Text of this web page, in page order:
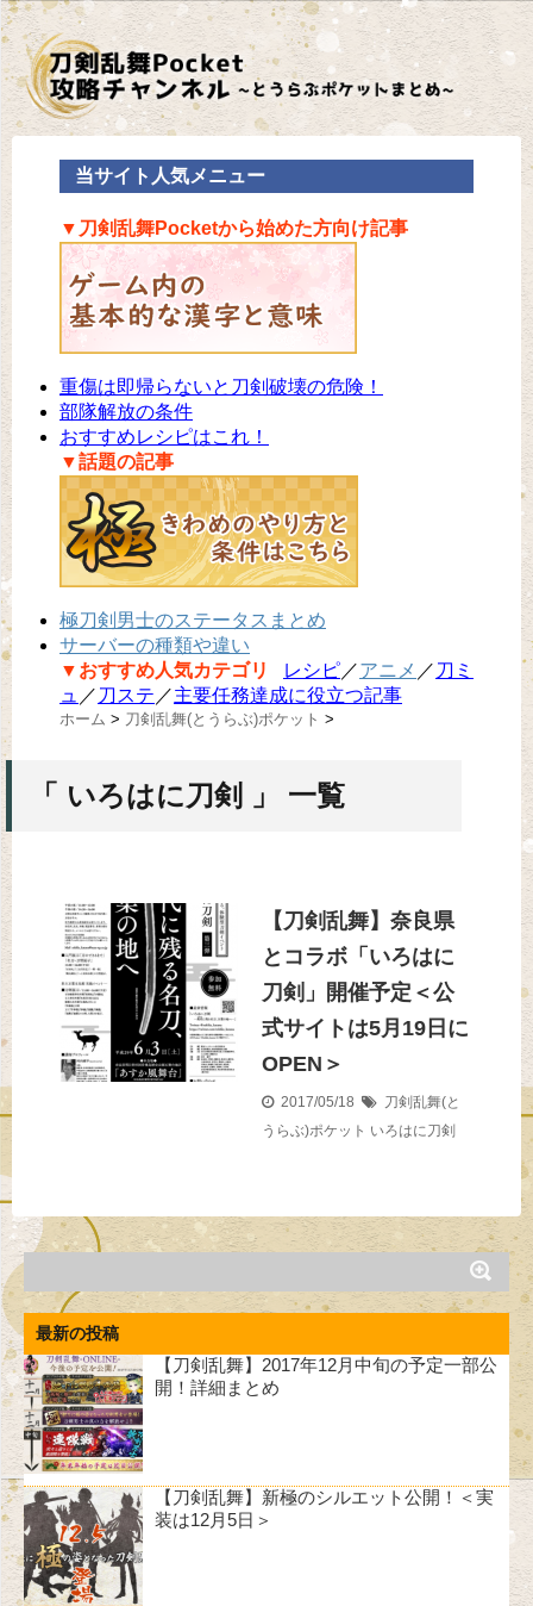
当サイト人気メニュー
▼刀剣乱舞Pocketから始めた方向け記事
重傷は即帰らないと刀剣破壊の危険！
部隊解放の条件
おすすめレシピはこれ！
▼話題の記事
極刀剣男士のステータスまとめ
サーバーの種類や違い
▼おすすめ人気カテゴリ
レシピ／アニメ ／ 刀ミ
ュ ／ 刀ステ ／主要任務達成に役立つ記事
ホーム > 刀剣乱舞(とうらぶ)ポケット >
「 いろはに刀剣 」 一覧
【刀剣乱舞】奈良県
とコラボ「いろはに
刀剣」開催予定＜公
式サイトは5月19日に
OPEN＞
2017/05/18
刀剣乱舞(と
うらぶ)ポケット いろはに刀剣
最新の投稿
【刀剣乱舞】2017年12月中旬の予定一部公
開！詳細まとめ
【刀剣乱舞】新極のシルエット公開！＜実
装は12月5日＞